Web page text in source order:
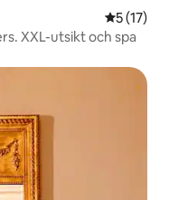
5 av 5 i
5 (17)
XXL-utsikt och spa